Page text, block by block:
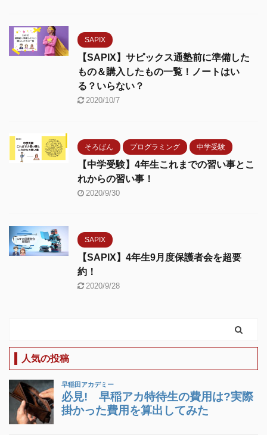
SAPIX
【SAPIX】サピックス通塾前に準備した
もの＆購入したもの一覧！ノートはい
る？いらない？
2020/10/7
そろばん プログラミング 中学受験
【中学受験】4年生これまでの習い事とこ
れからの習い事！
2020/9/30
SAPIX
【SAPIX】4年生9月度保護者会を超要
約！
2020/9/28
人気の投稿